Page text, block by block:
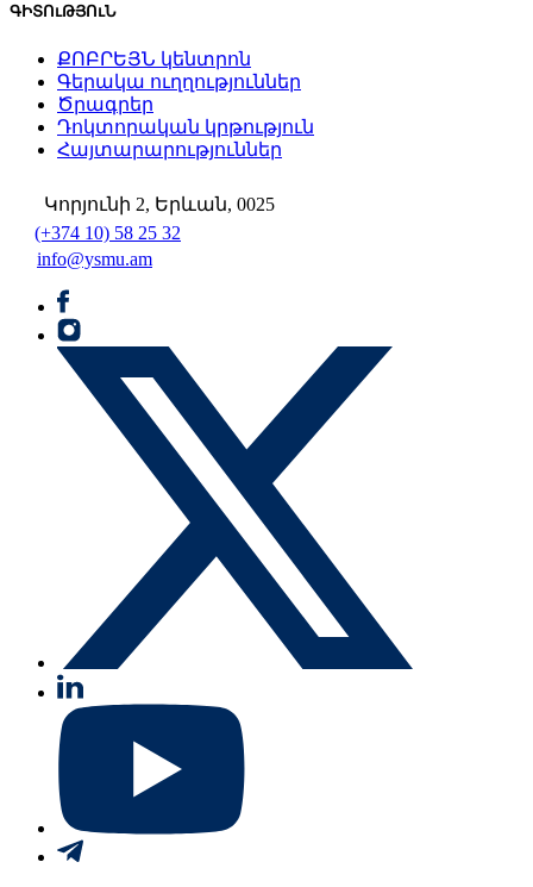
ԳԻՏՈւԹՅՈւՆ
ՔՈԲՐԵՅՆ կենտրոն
Գերակա ուղղություններ
Ծրագրեր
Դոկտորական կրթություն
Հայտարարություններ
Կորյունի 2, Երևան, 0025
(+374 10) 58 25 32
info@ysmu.am